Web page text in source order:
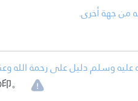
من جهة أخرى.
وسلم دليل على رحمة الله
。